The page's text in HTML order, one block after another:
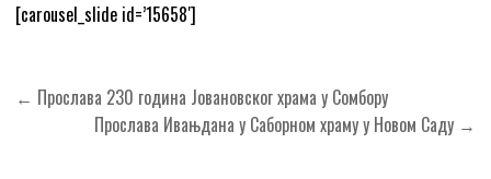
[carousel_slide id=’15658′]
Кретање
чланка
← Прослава 230 година Јовановског храма у Сомбору
Прослава Ивањдана у Саборном храму у Новом Саду →